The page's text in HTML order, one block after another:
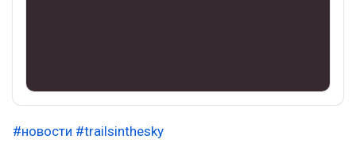
#новости #trailsinthesky